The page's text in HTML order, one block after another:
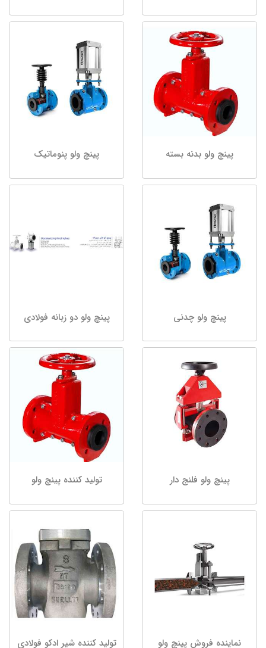
پینچ ولو بدنه بسته پینچ ولو پنوماتیک
پینچ ولو چدنی پینچ ولو دو زبانه فولادی
پینچ ولو فلنج دار تولید کننده پینچ ولو
نماینده فروش پینچ ولو تولید کننده شیر ادکو فولادی